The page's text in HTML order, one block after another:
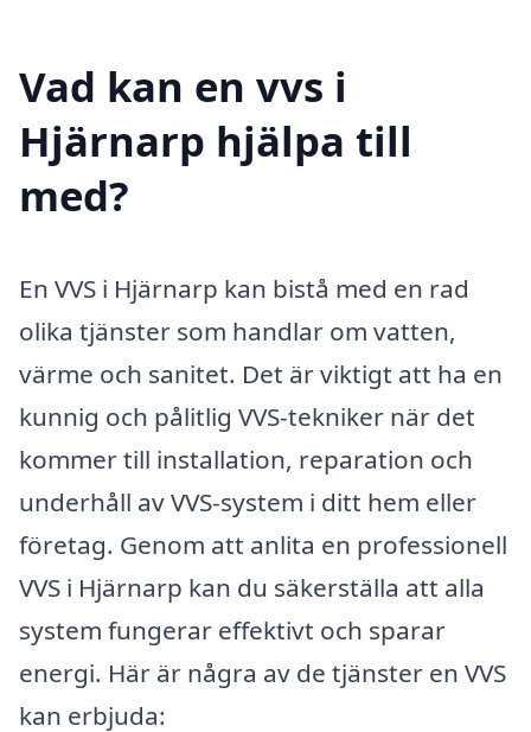
Vad kan en vvs i
Hjärnarp hjälpa till
med?
En VVS i Hjärnarp kan bistå med en rad
olika tjänster som handlar om vatten,
värme och sanitet. Det är viktigt att ha en
kunnig och pålitlig VVS-tekniker när det
kommer till installation, reparation och
underhåll av VVS-system i ditt hem eller
företag. Genom att anlita en professionell
VVS i Hjärnarp kan du säkerställa att alla
system fungerar effektivt och sparar
energi. Här är några av de tjänster en VVS
kan erbjuda: